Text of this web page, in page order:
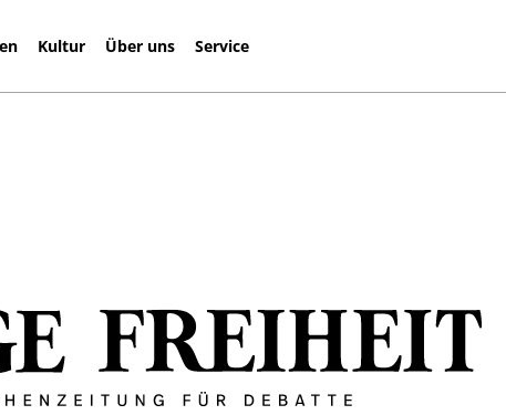
Kultur Über uns Service